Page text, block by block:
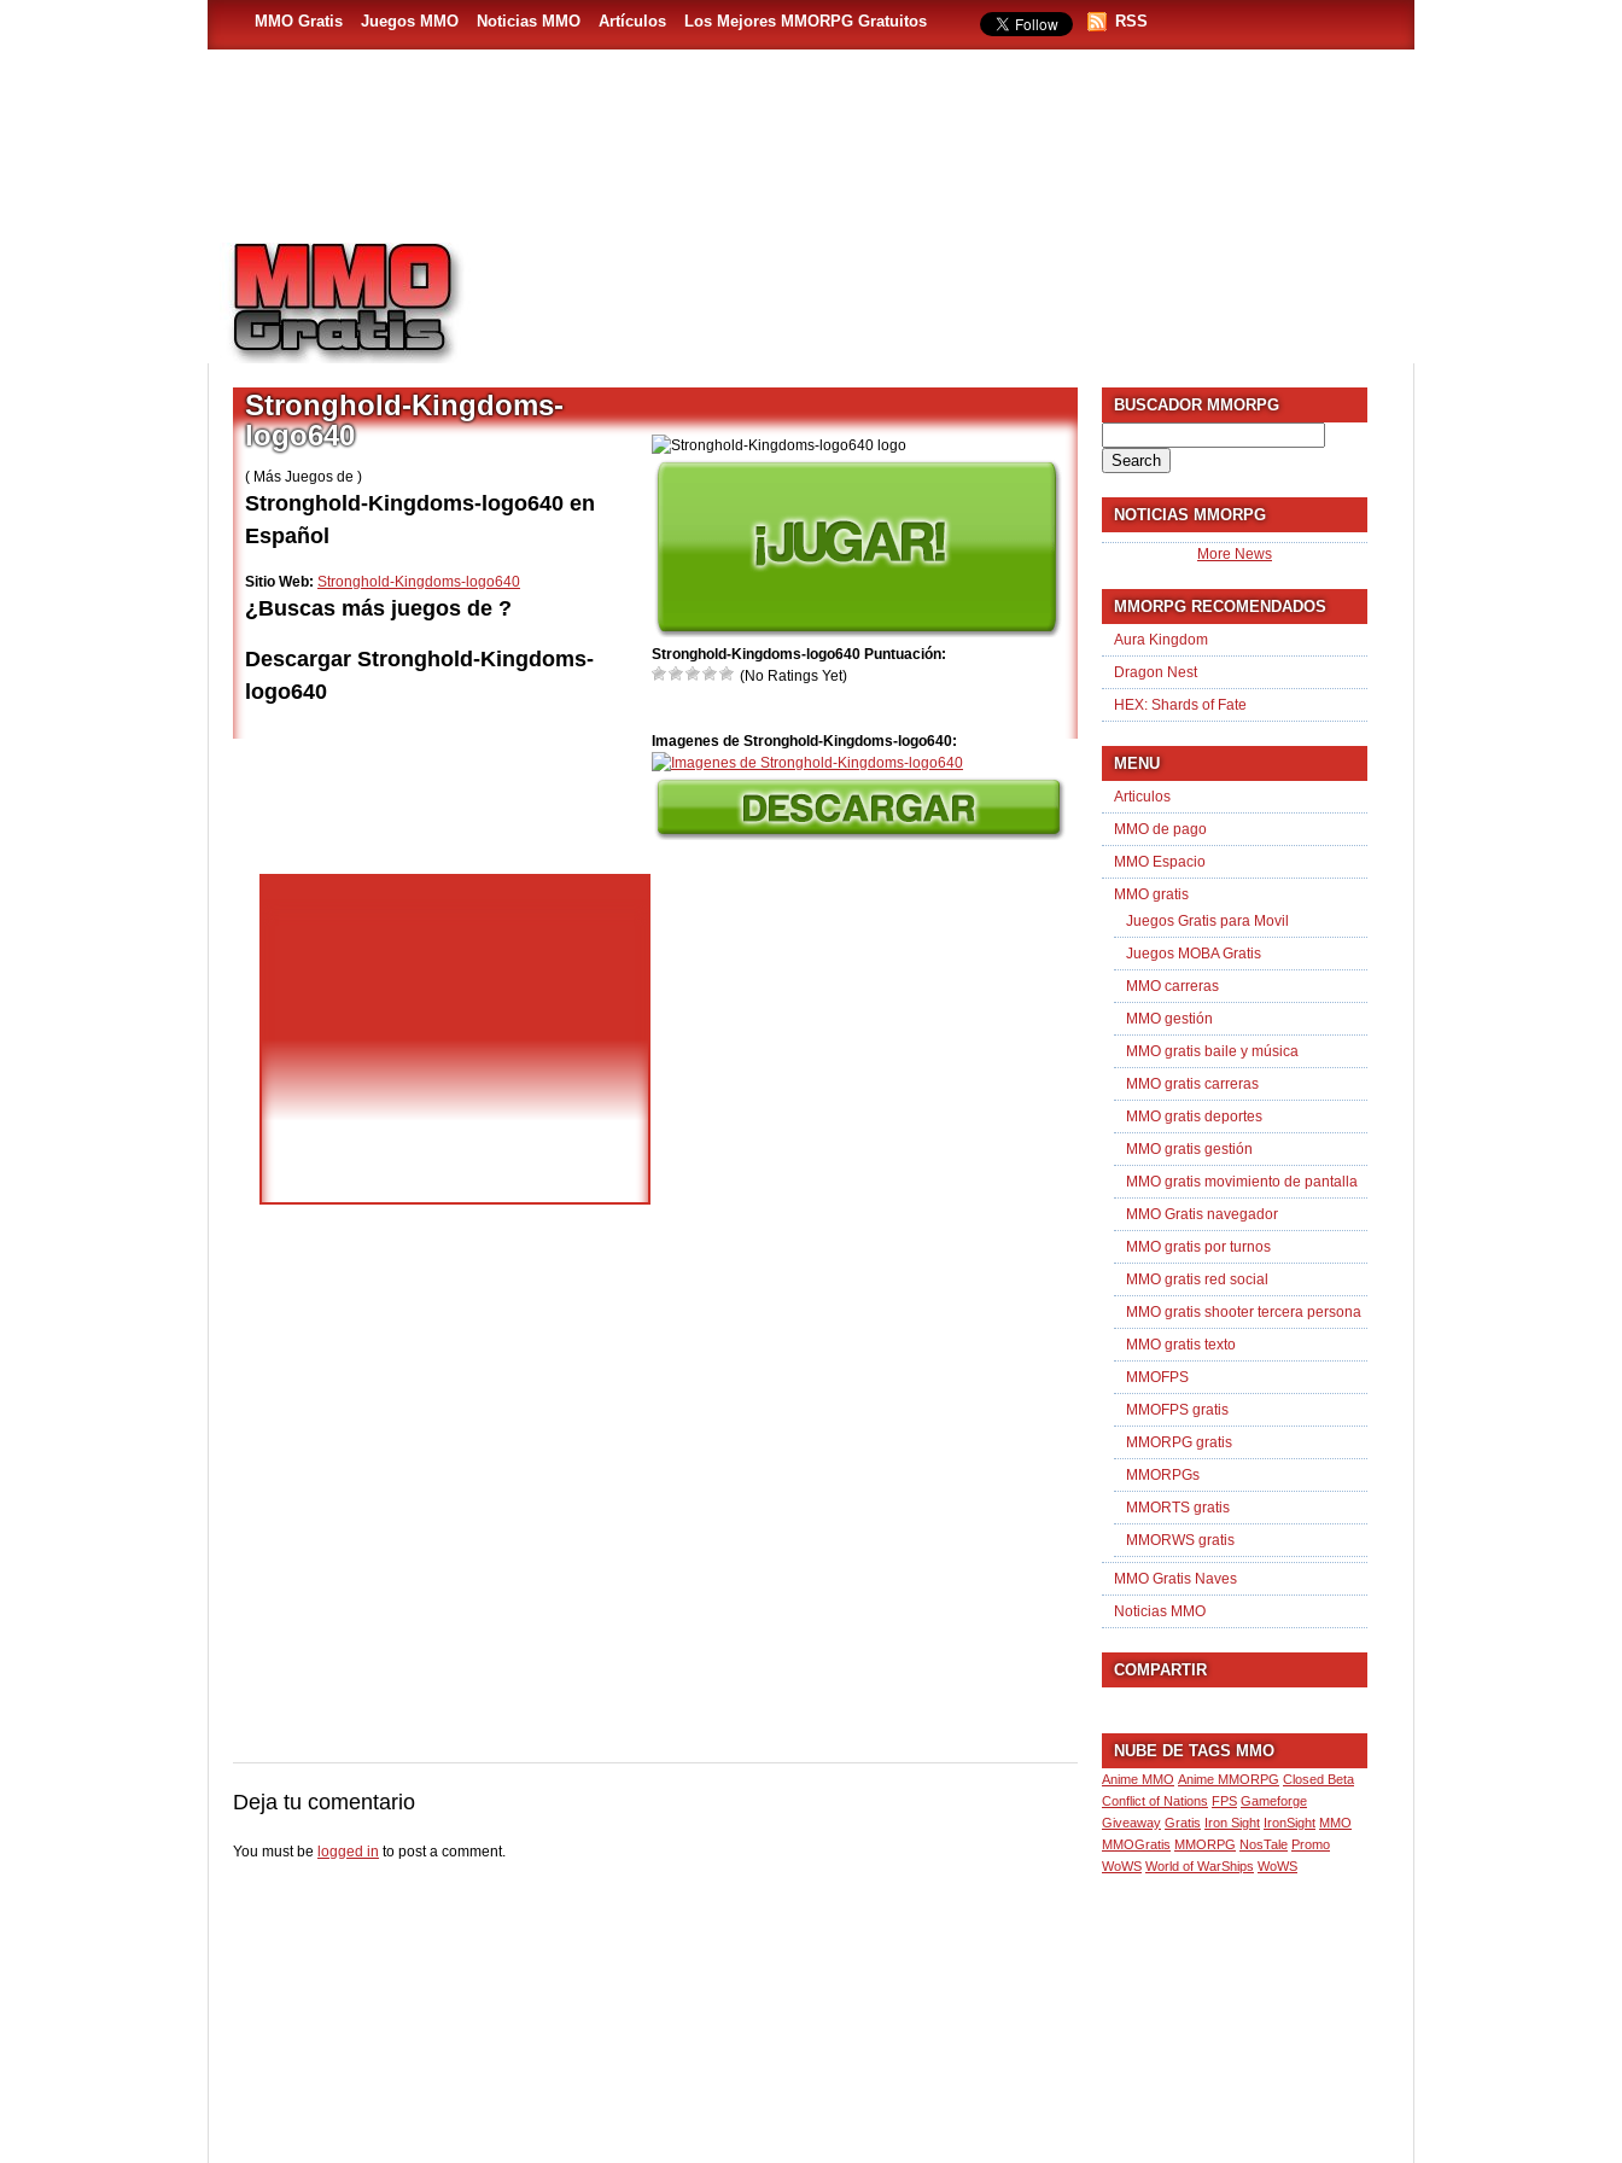
MMO Gratis Juegos MMO Noticias MMO Artículos Los Mejores MMORPG Gratuitos RSS
Stronghold-Kingdoms-logo640 Puntuación:
(No Ratings Yet)
Imagenes de Stronghold-Kingdoms-logo640:
Stronghold-Kingdoms-
logo640
( Más Juegos de )
Stronghold-Kingdoms-logo640 en
Español
Sitio Web: Stronghold-Kingdoms-logo640
¿Buscas más juegos de ?
Descargar Stronghold-Kingdoms-
logo640
Deja tu comentario
You must be logged in to post a comment.
BUSCADOR MMORPG
for:
NOTICIAS MMORPG
More News
MMORPG RECOMENDADOS
Aura Kingdom
Dragon Nest
HEX: Shards of Fate
MENU
Articulos
MMO de pago
MMO Espacio
MMO gratis
Juegos Gratis para Movil
Juegos MOBA Gratis
MMO carreras
MMO gestión
MMO gratis baile y música
MMO gratis carreras
MMO gratis deportes
MMO gratis gestión
MMO gratis movimiento de pantalla
MMO Gratis navegador
MMO gratis por turnos
MMO gratis red social
MMO gratis shooter tercera persona
MMO gratis texto
MMOFPS
MMOFPS gratis
MMORPG gratis
MMORPGs
MMORTS gratis
MMORWS gratis
MMO Gratis Naves
Noticias MMO
COMPARTIR
NUBE DE TAGS MMO
Anime MMO Anime MMORPG Closed Beta
Conflict of Nations FPS Gameforge
Giveaway Gratis Iron Sight IronSight MMO
MMOGratis MMORPG NosTale Promo
WoWS World of WarShips WoWS